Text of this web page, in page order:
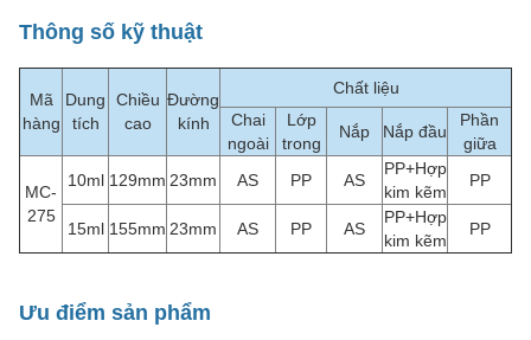
Thông số kỹ thuật
Mã
hàng
Dung
tích
Chiều
cao
Đường
kính
Chất liệu
Chai
ngoài
Lớp
trong
Nắp Nắp đầu
Phần
giữa
MC-
275
10ml 129mm 23mm AS PP AS
PP+Hợp
kim kẽm
PP
15ml 155mm 23mm AS PP AS
PP+Hợp
kim kẽm
PP
Ưu điểm sản phẩm